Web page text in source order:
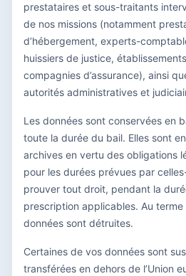
prestataires et sous-traitants
de nos missions (notamment
d’hébergement, experts-
huissiers de justice,
compagnies d’assurance), ainsi
autorités administratives et
Les données sont conservées en
toute la durée du bail. Elles sont
archives en vertu des obligations
pour les durées prévues par
prouver tout droit, pendant la
prescription applicables. Au
données sont détruites.
Certaines de vos données sont
transférées en dehors de l’Union